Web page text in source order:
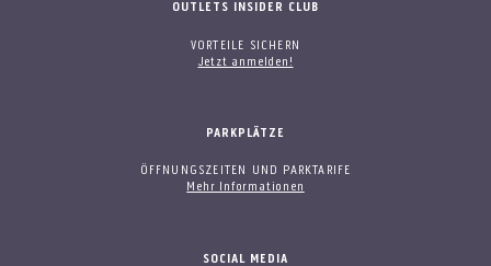
OUTLETS INSIDER CLUB
VORTEILE SICHERN
Jetzt anmelden!
PARKPLÄTZE
ÖFFNUNGSZEITEN UND PARKTARIFE
Mehr Informationen
SOCIAL MEDIA